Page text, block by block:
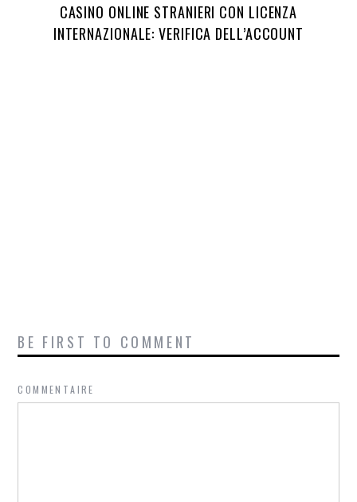
CASINO ONLINE STRANIERI CON LICENZA
INTERNAZIONALE: VERIFICA DELL’ACCOUNT
BE FIRST TO COMMENT
COMMENTAIRE